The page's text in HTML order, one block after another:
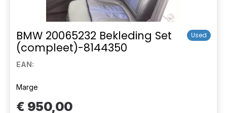
BMW 20065232 Bekleding Set
(compleet)-8144350
Used
EAN:
Marge
€ 950,00